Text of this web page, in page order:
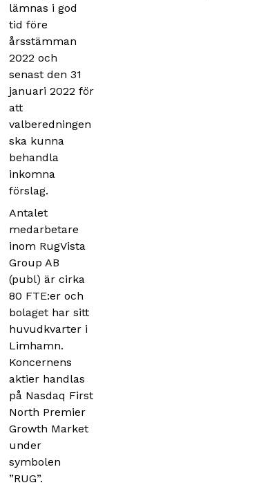
lämnas i god
tid före
årsstämman
2022 och
senast den 31
januari 2022 för
att
valberedningen
ska kunna
behandla
inkomna
förslag.
Antalet
medarbetare
inom RugVista
Group AB
(publ) är cirka
80 FTE:er och
bolaget har sitt
huvudkvarter i
Limhamn.
Koncernens
aktier handlas
på Nasdaq First
North Premier
Growth Market
under
symbolen
”RUG”.